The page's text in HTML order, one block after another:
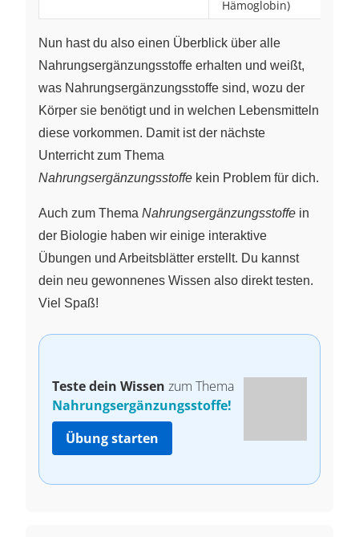
Hämoglobin)
Nun hast du also einen Überblick über alle
Nahrungsergänzungsstoffe erhalten und weißt,
was Nahrungsergänzungsstoffe sind, wozu der
Körper sie benötigt und in welchen Lebensmitteln
diese vorkommen. Damit ist der nächste
Unterricht zum Thema
Nahrungsergänzungsstoffe kein Problem für dich.
Auch zum Thema Nahrungsergänzungsstoffe in
der Biologie haben wir einige interaktive
Übungen und Arbeitsblätter erstellt. Du kannst
dein neu gewonnenes Wissen also direkt testen.
Viel Spaß!
Teste dein Wissen zum Thema
Nahrungsergänzungsstoffe!
Übung starten